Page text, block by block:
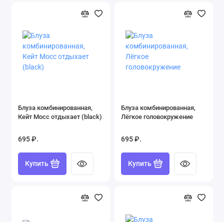
Блуза комбинированная,
Кейт Мосс отдыхает (black)
695 ₽.
Купить
Блуза комбинированная,
Лёгкое головокружение
695 ₽.
Купить